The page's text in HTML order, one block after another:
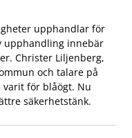
upphandlar för
upphandling innebär
Christer Liljenberg,
och talare på
varit för blåögt. Nu
säkerhetstänk.